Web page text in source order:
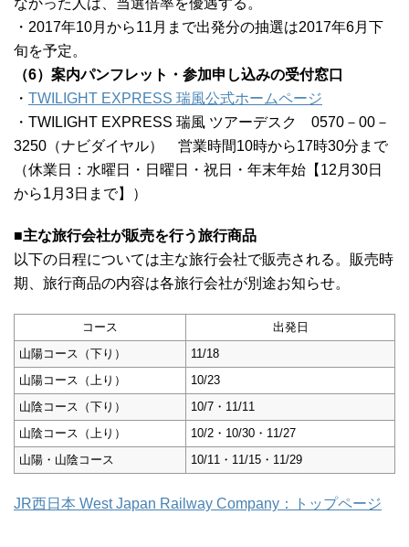
なかった人は、当選倍率を優遇する。
・2017年10月から11月まで出発分の抽選は2017年6月下
旬を予定。
（6）案内パンフレット・参加申し込みの受付窓口
・ TWILIGHT EXPRESS 瑞風公式ホームページ
・TWILIGHT EXPRESS 瑞風 ツアーデスク 0570－00－
3250（ナビダイヤル） 営業時間10時から17時30分まで
（休業日：水曜日・日曜日・祝日・年末年始【12月30日
から1月3日まで】）
■主な旅行会社が販売を行う旅行商品
以下の日程については主な旅行会社で販売される。販売時
期、旅行商品の内容は各旅行会社が別途お知らせ。
コース
出発日
山陽コース（下り）
11/18
山陽コース（上り）
10/23
山陰コース（下り）
10/7・11/11
山陰コース（上り）
10/2・10/30・11/27
山陽・山陰コース
10/11・11/15・11/29
JR西日本 West Japan Railway Company：トップページ